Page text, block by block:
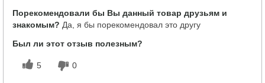
Порекомендовали бы Вы данный товар друзьям и
знакомым? Да, я бы порекомендовал это другу
Был ли этот отзыв полезным?
5 0